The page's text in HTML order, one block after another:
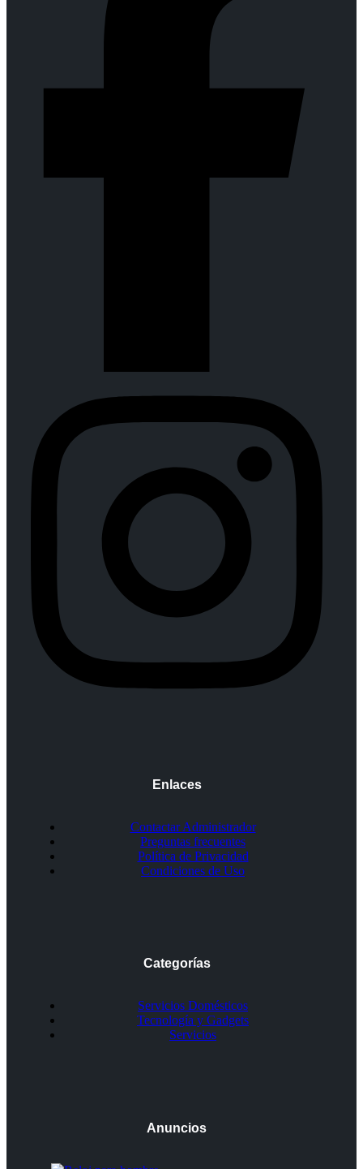
Enlaces
Contactar Administrador
Preguntas frecuentes
Política de Privacidad
Condiciones de Uso
Categorías
Servicios Domésticos
Tecnología y Gadgets
Servicios
Anuncios